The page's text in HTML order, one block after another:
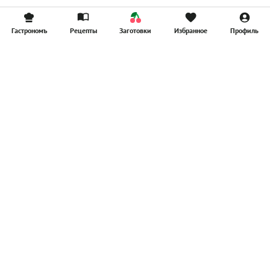
Гастрономъ Рецепты Заготовки Избранное Профиль